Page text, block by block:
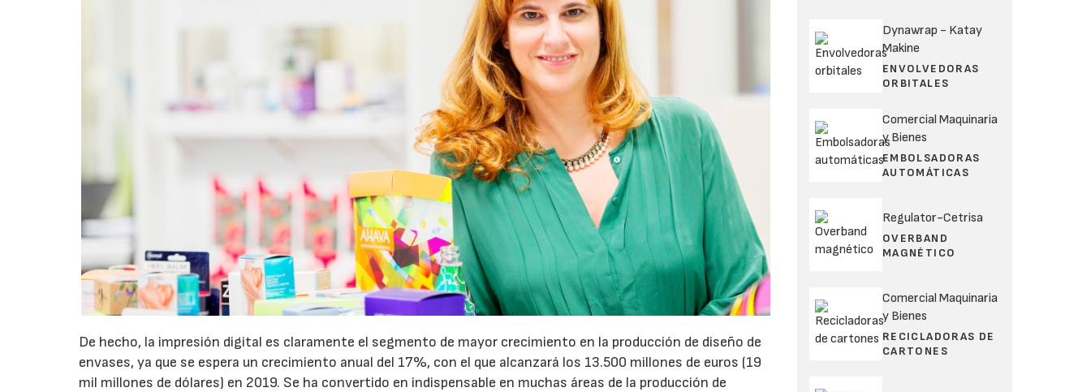
De hecho, la impresión digital es claramente el segmento de mayor crecimiento en la producción de diseño de
envases, ya que se espera un crecimiento anual del 17%, con el que alcanzará los 13.500 millones de euros (19
mil millones de dólares) en 2019. Se ha convertido en indispensable en muchas áreas de la producción de
Dynawrap - Katay
Makine
ENVOLVEDORAS
ORBITALES
Comercial Maquinaria
y Bienes
EMBOLSADORAS
AUTOMÁTICAS
Regulator-Cetrisa
OVERBAND
MAGNÉTICO
Comercial Maquinaria
y Bienes
RECICLADORAS DE
CARTONES